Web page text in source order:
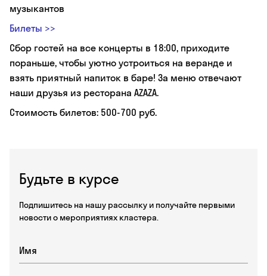
Будьте в курсе
Подпишитесь на нашу рассылку и получайте первыми
новости о мероприятиях кластера.
музыкантов
Билеты >>
Сбор гостей на все концерты в 18:00, приходите
пораньше, чтобы уютно устроиться на веранде и
взять приятный напиток в баре! За меню отвечают
наши друзья из ресторана AZAZA.
Стоимость билетов: 500-700 руб.